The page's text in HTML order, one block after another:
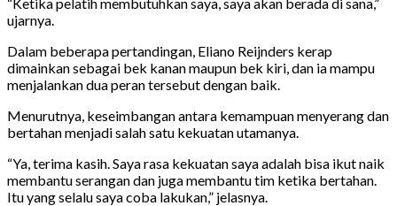
ujarnya.
Dalam beberapa pertandingan, Eliano Reijnders kerap
dimainkan sebagai bek kanan maupun bek kiri, dan ia mampu
menjalankan dua peran tersebut dengan baik.
Menurutnya, keseimbangan antara kemampuan menyerang dan
bertahan menjadi salah satu kekuatan utamanya.
“Ya, terima kasih. Saya rasa kekuatan saya adalah bisa ikut naik
membantu serangan dan juga membantu tim ketika bertahan.
Itu yang selalu saya coba lakukan,” jelasnya.